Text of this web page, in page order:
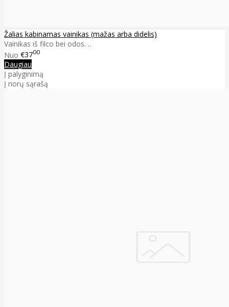
Žalias kabinamas vainikas (mažas arba didelis)
Vainikas iš filco bei odos. ..
Nuo €3700
Daugiau
Į palyginimą
Į norų sąrašą